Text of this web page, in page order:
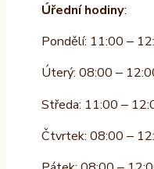
Úřední hodiny:
Pondělí: 11:00 –
Úterý: 08:00 –
Středa: 11:00 –
Čtvrtek: 08:00 –